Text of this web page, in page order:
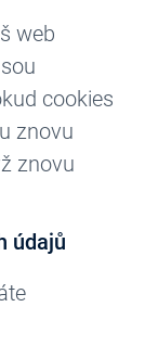
web
cookies
znovu
znovu
údajů